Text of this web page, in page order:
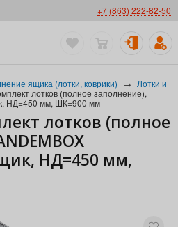
+7 (863) 222-82-50
ящика (лотки, коврики) → Лотки и
лотков (полное заполнение),
НД=450 мм, ШК=900 мм
лотков (полное
НД=450 мм,